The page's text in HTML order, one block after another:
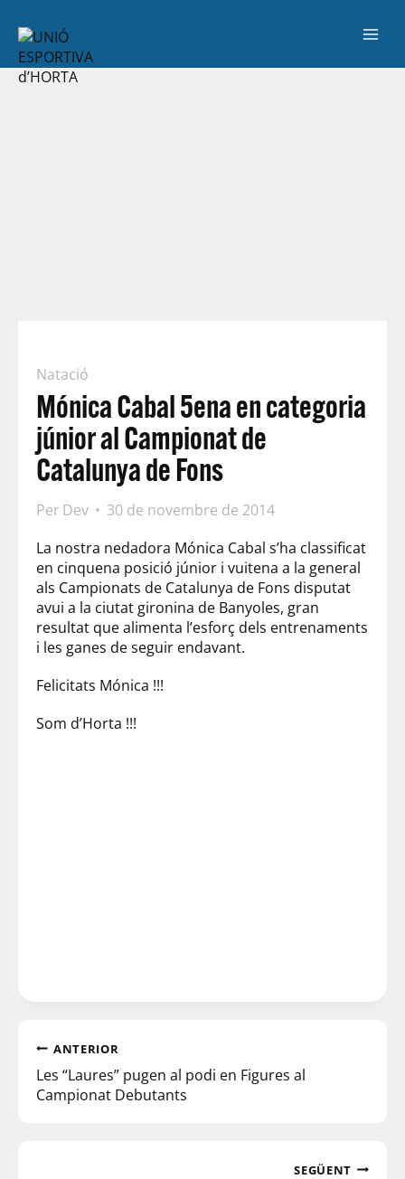
Natació
Mónica Cabal 5ena en categoria
júnior al Campionat de
Catalunya de Fons
Per Dev
30 de novembre de 2014
La nostra nedadora Mónica Cabal s’ha classificat
en cinquena posició júnior i vuitena a la general
als Campionats de Catalunya de Fons disputat
avui a la ciutat gironina de Banyoles, gran
resultat que alimenta l’esforç dels entrenaments
i les ganes de seguir endavant.
Felicitats Mónica !!!
Som d’Horta !!!
ANTERIOR
Les “Laures” pugen al podi en Figures al
Campionat Debutants
SEGÜENT